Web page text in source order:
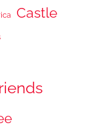
Castle